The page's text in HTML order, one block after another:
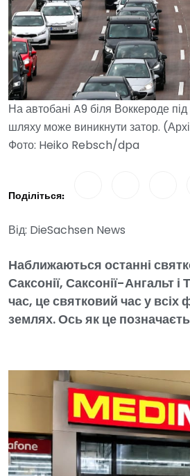
На автобані A9 біля Воккероде
шляху може виникнути затор.
Фото: Heiko Rebsch/dpa
Поділіться:
Від: DieSachsen News
Наближаються останні
Саксонії, Саксонії-Ангальт і
час, це святковий час у всіх
землях. Ось як це